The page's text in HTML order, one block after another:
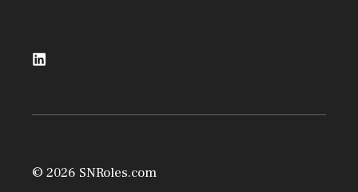
© 2026 SNRoles.com